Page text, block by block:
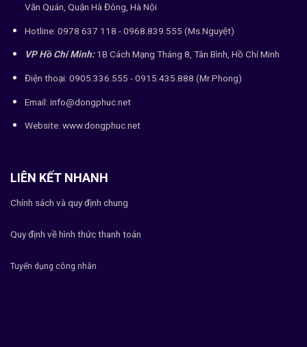
Văn Quán, Quận Hà Đông, Hà Nội
Hotline: 0978 637 118 - 0968.839.555 (Ms.Nguyệt)
VP Hồ Chí Minh:1B Cách Mạng Tháng 8, Tân Bình, Hồ Chí Minh
Điện thoại: 0905.336.555 - 0915.435.888 (Mr.Phong)
Email: info@dongphuc.net
Website: www.dongphuc.net
LIÊN KẾT NHANH
Chính sách và quy định chung
Quy định về hình thức thanh toán
Tuyển dụng công nhân